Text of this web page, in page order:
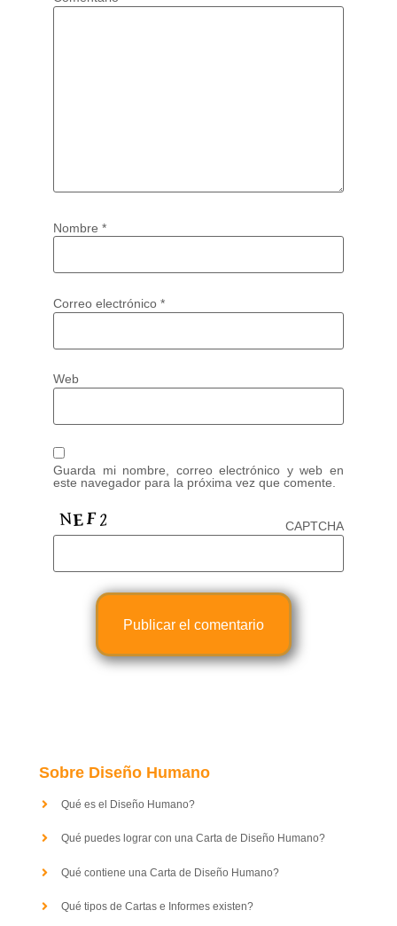
Nombre *
Correo electrónico *
Web
Guarda mi nombre, correo electrónico y web en
este navegador para la próxima vez que comente.
CAPTCHA
Sobre Diseño Humano
Qué es el Diseño Humano?
Qué puedes lograr con una Carta de Diseño Humano?
Qué contiene una Carta de Diseño Humano?
Qué tipos de Cartas e Informes existen?